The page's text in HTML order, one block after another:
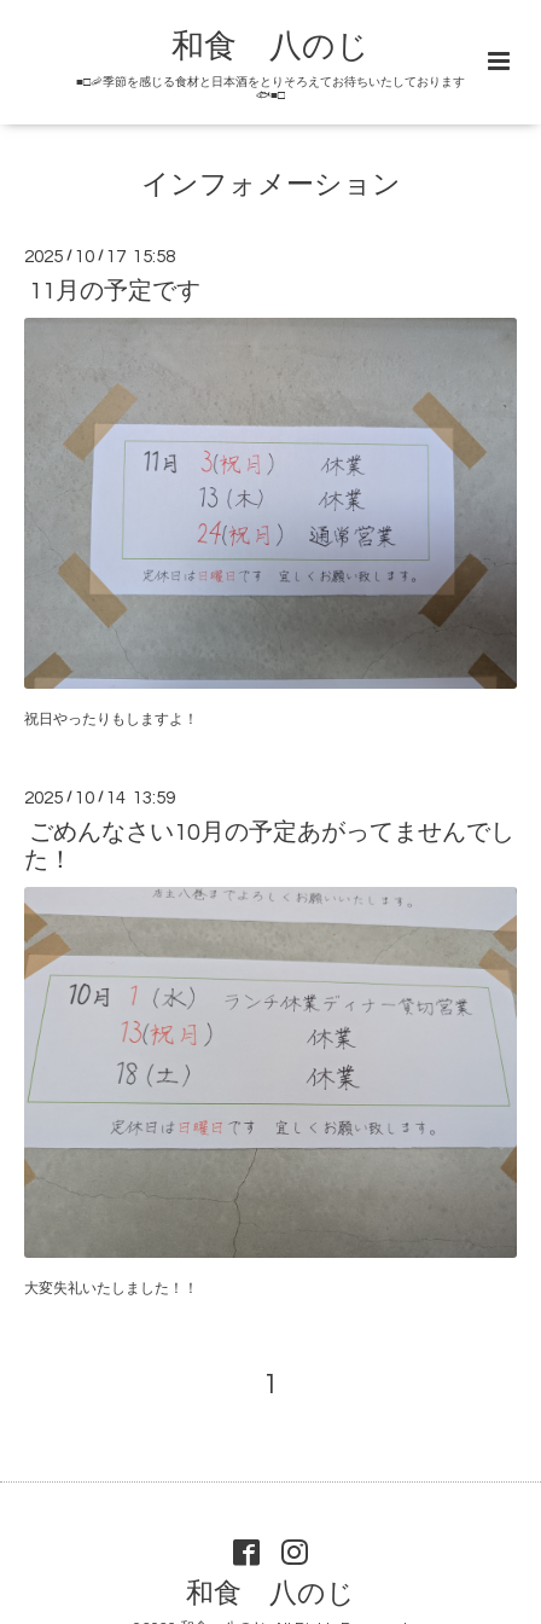
和食 八のじ
■□🦐季節を感じる食材と日本酒をとりそろえてお待ちいたしております
🐟■□
インフォメーション
2025 / 10 / 17 15:58
11月の予定です
祝日やったりもしますよ！
2025 / 10 / 14 13:59
ごめんなさい10月の予定あがってませんでし
た！
大変失礼いたしました！！
1
和食 八のじ